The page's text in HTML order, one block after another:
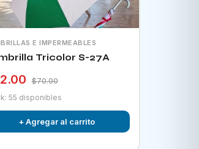
E IMPERMEABLES
Tricolor S-27A
$70.00
55 disponibles
+ Agregar al carrito